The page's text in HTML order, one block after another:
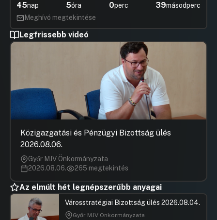
45nap 5óra 0perc 39másodperc
Meghívó megtekintése
Legfrissebb videó
Közigazgatási és Pénzügyi Bizottság ülés
2026.08.06.
Győr MJV Önkormányzata
2026.08.06.
265 megtekintés
Az elmúlt hét legnépszerűbb anyagai
Városstratégiai Bizottság ülés 2026.08.04.
Győr MJV Önkormányzata